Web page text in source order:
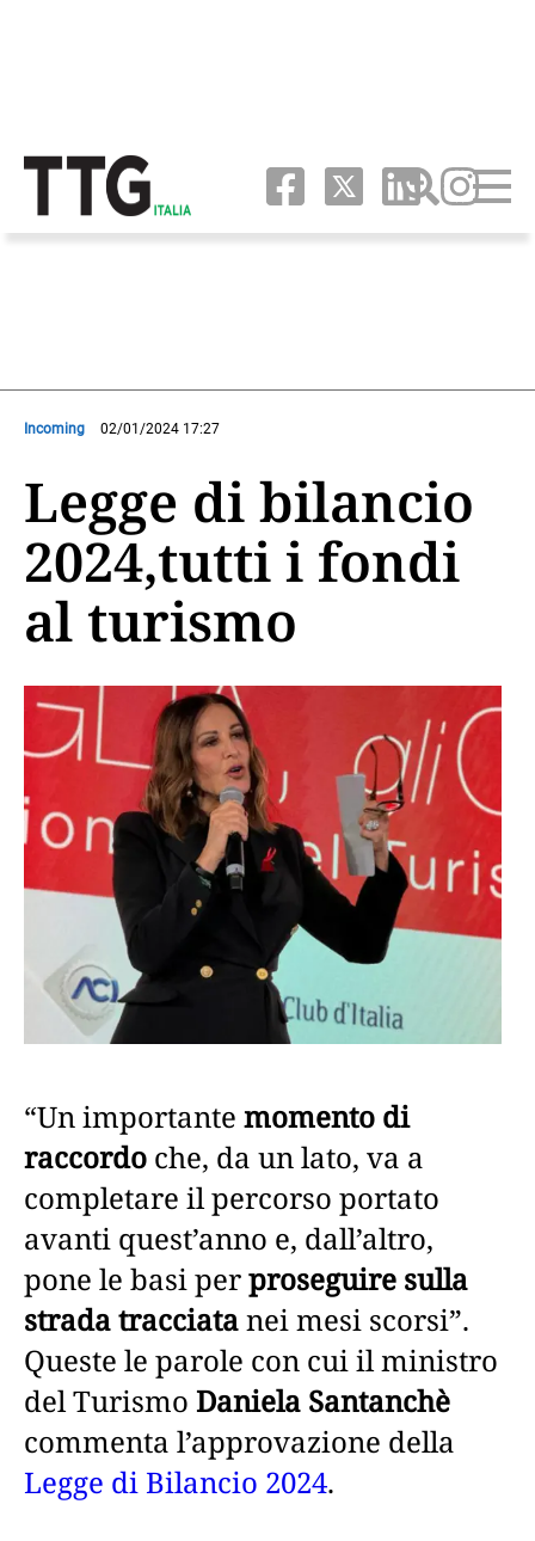
Incoming 02/01/2024 17:27
Legge di bilancio
2024,tutti i fondi
al turismo
“Un importante momento di
raccordo che, da un lato, va a
completare il percorso portato
avanti quest’anno e, dall’altro,
pone le basi perproseguire sulla
strada tracciatanei mesi scorsi”.
Queste le parole con cui il ministro
del Turismo Daniela Santanchè
commenta l’approvazione della
Legge di Bilancio 2024.